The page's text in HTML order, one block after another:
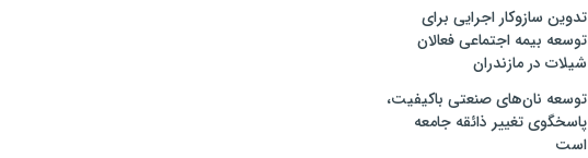
تدوین سازوکار اجرایی برای
توسعه بیمه اجتماعی فعالان
شیلات در مازندران
توسعه نان‌های صنعتی باکیفیت،
پاسخگوی تغییر ذائقه جامعه
است